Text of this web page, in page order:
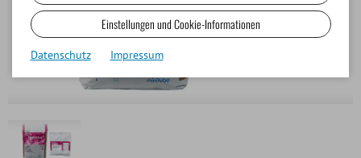
Einstellungen und Cookie-Informationen
Datenschutz Impressum